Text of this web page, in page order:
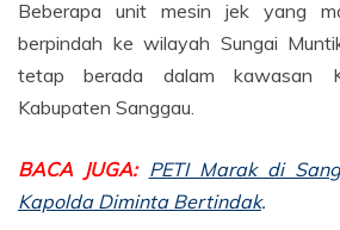
Beberapa unit mesin jek yang
berpindah ke wilayah Sungai
tetap berada dalam kawasan
Kabupaten Sanggau.
BACA JUGA: PETI Marak di
Kapolda Diminta Bertindak.